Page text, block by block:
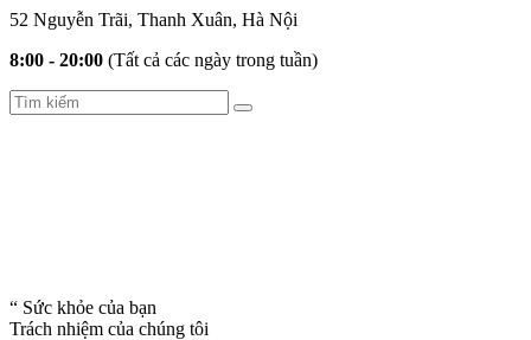
52 Nguyễn Trãi, Thanh Xuân, Hà Nội
8:00 - 20:00 (Tất cả các ngày trong tuần)
“ Sức khỏe của bạn
Trách nhiệm của chúng tôi